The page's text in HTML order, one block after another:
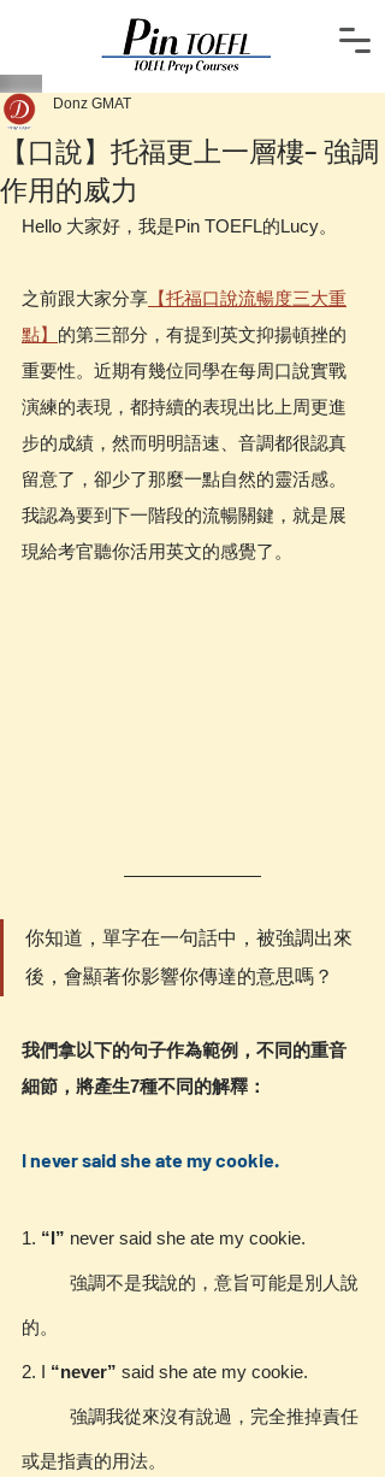
【口說】托福更上一層樓– 強調
作用的威力
Donz GMAT
Hello 大家好，我是Pin TOEFL的Lucy。
之前跟大家分享 【托福口說流暢度三大重
點】 的第三部分，有提到英文抑揚頓挫的
重要性。近期有幾位同學在每周口說實戰
演練的表現，都持續的表現出比上周更進
步的成績，然而明明語速、音調都很認真
留意了，卻少了那麼一點自然的靈活感。
我認為要到下一階段的流暢關鍵，就是展
現給考官聽你活用英文的感覺了。
你知道，單字在一句話中，被強調出來
後，會顯著你影響你傳達的意思嗎？
我們拿以下的句子作為範例，不同的重音
細節，將產生7種不同的解釋：
I never said she ate my cookie.
1. “I” never said she ate my cookie.
的。
2. I “never” said she ate my cookie.
或是指責的用法。